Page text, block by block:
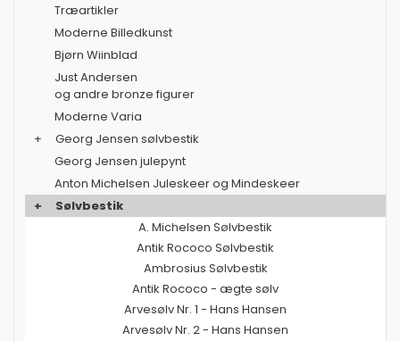
Træartikler
Moderne Billedkunst
Bjørn Wiinblad
Just Andersen
og andre bronze figurer
Moderne Varia
+
Georg Jensen sølvbestik
Georg Jensen julepynt
Anton Michelsen Juleskeer og Mindeskeer
+
Sølvbestik
A. Michelsen Sølvbestik
Antik Rococo Sølvbestik
Ambrosius Sølvbestik
Antik Rococo - ægte sølv
Arvesølv Nr. 1 - Hans Hansen
Arvesølv Nr. 2 - Hans Hansen